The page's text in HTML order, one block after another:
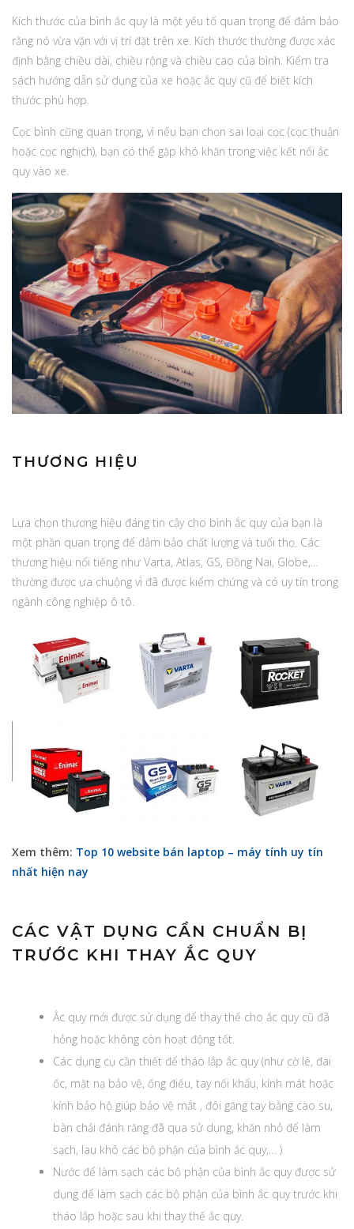
Kích thước của bình ắc quy là một yếu tố quan trọng để đảm bảo
rằng nó vừa vặn với vị trí đặt trên xe. Kích thước thường được xác
định bằng chiều dài, chiều rộng và chiều cao của bình. Kiểm tra
sách hướng dẫn sử dụng của xe hoặc ắc quy cũ để biết kích
thước phù hợp.
Cọc bình cũng quan trọng, vì nếu bạn chọn sai loại cọc (cọc thuận
hoặc cọc nghịch), bạn có thể gặp khó khăn trong việc kết nối ắc
quy vào xe.
THƯƠNG HIỆU
Lựa chọn thương hiệu đáng tin cậy cho bình ắc quy của bạn là
một phần quan trọng để đảm bảo chất lượng và tuổi thọ. Các
thương hiệu nổi tiếng như Varta, Atlas, GS, Đồng Nai, Globe,…
thường được ưa chuộng vì đã được kiểm chứng và có uy tín trong
ngành công nghiệp ô tô.
Xem thêm: Top 10 website bán laptop – máy tính uy tín
nhất hiện nay
CÁC VẬT DỤNG CẦN CHUẨN BỊ
TRƯỚC KHI THAY ẮC QUY
Ắc quy mới được sử dụng để thay thế cho ắc quy cũ đã
hỏng hoặc không còn hoạt động tốt.
Các dụng cụ cần thiết để tháo lắp ắc quy (như cờ lê, đai
ốc, mặt nạ bảo vệ, ống điếu, tay nối khẩu, kính mát hoặc
kính bảo hộ giúp bảo vệ mắt , đôi găng tay bằng cao su,
bàn chải đánh răng đã qua sử dụng, khăn nhỏ để làm
sạch, lau khô các bộ phận của bình ắc quy,… )
Nước để làm sạch các bộ phận của bình ắc quy được sử
dụng để làm sạch các bộ phận của bình ắc quy trước khi
tháo lắp hoặc sau khi thay thế ắc quy.